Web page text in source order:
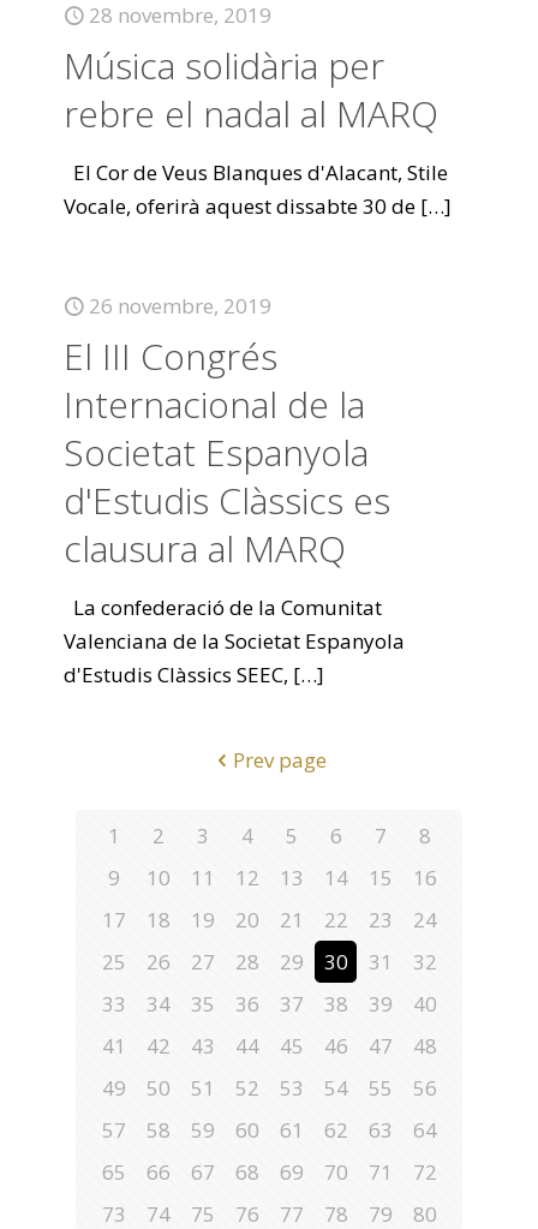
28 novembre, 2019
Música solidària per
rebre el nadal al MARQ
El Cor de Veus Blanques d'Alacant, Stile
Vocale, oferirà aquest dissabte 30 de […]
26 novembre, 2019
El III Congrés
Internacional de la
Societat Espanyola
d'Estudis Clàssics es
clausura al MARQ
La confederació de la Comunitat
Valenciana de la Societat Espanyola
d'Estudis Clàssics SEEC, […]
Prev page
1 2 3 4 5 6 7
8
9
10 11 12 13 14 15
16
17
18 19 20 21 22 23
24
25
26 27 28 29 30 31
32
33
34 35 36 37 38 39
40
41
42 43 44 45 46 47
48
49
50 51 52 53 54 55
56
57
58 59 60 61 62 63
64
65
66 67 68 69 70 71
72
73
74 75 76 77 78 79
80